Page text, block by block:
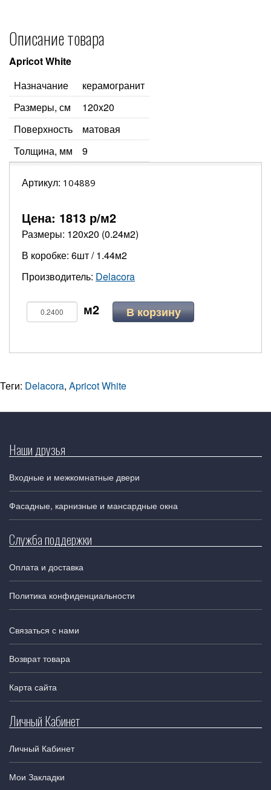
Описание товара
Apricot White
Назначание
керамогранит
Размеры, см
120x20
Поверхность
матовая
Толщина, мм
9
Артикул: 104889
Цена: 1813 р/м2
Размеры: 120х20 (0.24м2)
В коробке: 6шт / 1.44м2
Производитель: Delacora
В корзину
Теги: Delacora, Apricot White
Наши друзья
Входные и межкомнатные двери
Фасадные, карнизные и мансардные окна
Служба поддержки
Оплата и доставка
Политика конфиденциальности
Связаться с нами
Возврат товара
Карта сайта
Личный Кабинет
Личный Кабинет
Мои Закладки